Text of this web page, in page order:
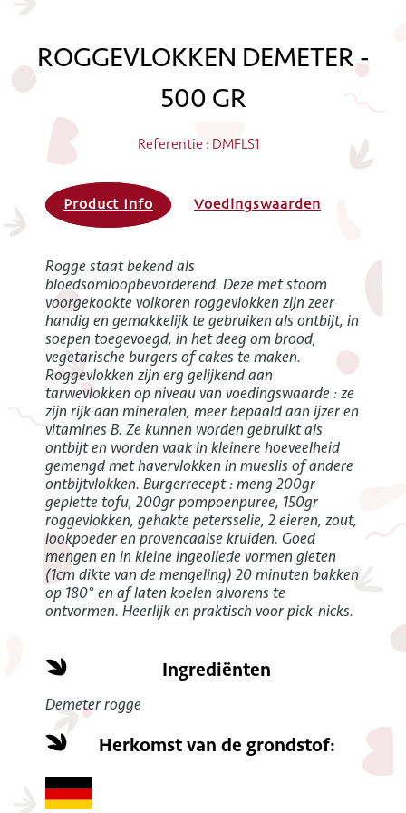
ROGGEVLOKKEN DEMETER -
500 GR
Referentie : DMFLS1
Product Info Voedingswaarden
Rogge staat bekend als
bloedsomloopbevorderend. Deze met stoom
voorgekookte volkoren roggevlokken zijn zeer
handig en gemakkelijk te gebruiken als ontbijt, in
soepen toegevoegd, in het deeg om brood,
vegetarische burgers of cakes te maken.
Roggevlokken zijn erg gelijkend aan
tarwevlokken op niveau van voedingswaarde : ze
zijn rijk aan mineralen, meer bepaald aan ijzer en
vitamines B. Ze kunnen worden gebruikt als
ontbijt en worden vaak in kleinere hoeveelheid
gemengd met havervlokken in mueslis of andere
ontbijtvlokken. Burgerrecept : meng 200gr
geplette tofu, 200gr pompoenpuree, 150gr
roggevlokken, gehakte petersselie, 2 eieren, zout,
lookpoeder en provencaalse kruiden. Goed
mengen en in kleine ingeoliede vormen gieten
(1cm dikte van de mengeling) 20 minuten bakken
op 180° en af laten koelen alvorens te
ontvormen. Heerlijk en praktisch voor pick-nicks.
Ingrediënten
Demeter rogge
Herkomst van de grondstof: